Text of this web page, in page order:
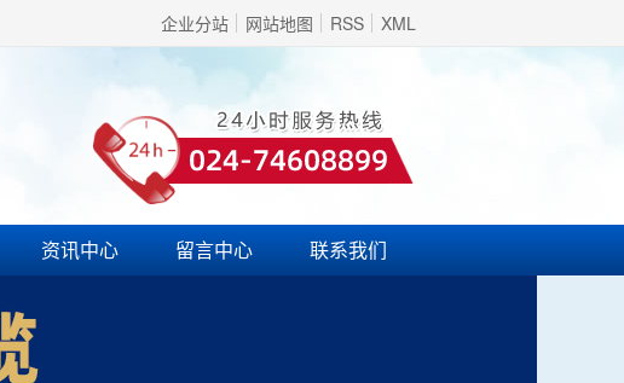
企业分站 网站地图 RSS XML
资讯中心 留言中心 联系我们